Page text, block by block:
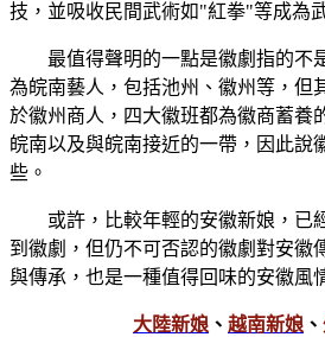
技，並吸收民間武術如"紅拳"等成為
最值得聲明的一點是徽劇指的不
為皖南藝人，包括池州、徽州等，但
於徽州商人，四大徽班都為徽商蓄養
皖南以及與皖南接近的一帶，因此說
些。
或許，比較年輕的安徽新娘，已
到徽劇，但仍不可否認的徽劇對安徽
與傳承，也是一種值得回味的安徽風
大陸新娘 、 越南新娘 、